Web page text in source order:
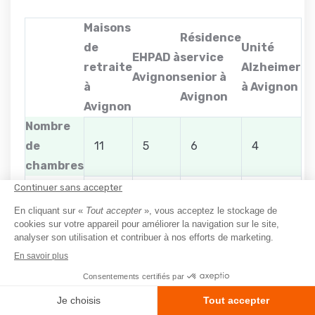
Maisons
de
retraite
à
Avignon
EHPAD à
Avignon
Résidence
service
senior à
Avignon
Unité
Alzheimer
à Avignon
Nombre
de
chambres
11 5 6 4
Nombre
de lits
495